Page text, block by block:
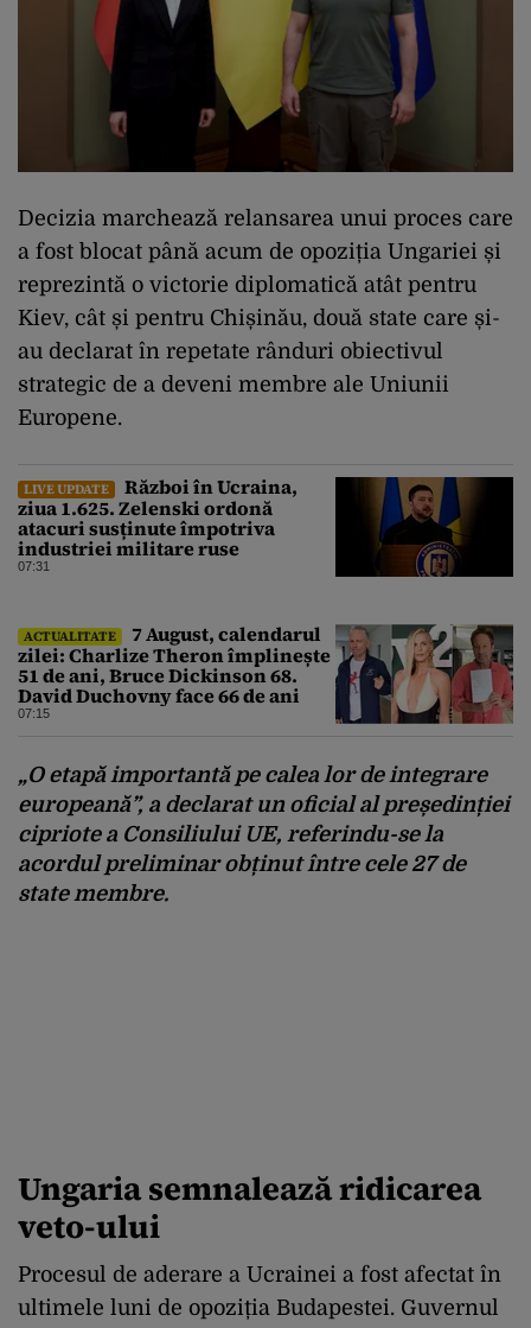
Decizia marchează relansarea unui proces care
a fost blocat până acum de opoziția Ungariei și
reprezintă o victorie diplomatică atât pentru
Kiev, cât și pentru Chișinău, două state care și-
au declarat în repetate rânduri obiectivul
strategic de a deveni membre ale Uniunii
Europene.
LIVE UPDATE
Război în Ucraina,
ziua 1.625. Zelenski ordonă
atacuri susținute împotriva
industriei militare ruse
07:31
ACTUALITATE
7 August, calendarul
zilei: Charlize Theron împlinește
51 de ani, Bruce Dickinson 68.
David Duchovny face 66 de ani
07:15
„O etapă importantă pe calea lor de integrare
europeană”, a declarat un oficial al președinției
cipriote a Consiliului UE, referindu-se la
acordul preliminar obținut între cele 27 de
state membre.
Ungaria semnalează ridicarea
veto-ului
Procesul de aderare a Ucrainei a fost afectat în
ultimele luni de opoziția Budapestei. Guvernul